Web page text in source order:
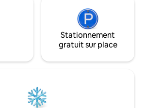
Stationnement
gratuit sur place